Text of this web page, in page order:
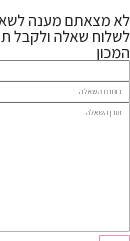
לא מצאתם מענה
לשלוח שאלה ולקבל
המכון